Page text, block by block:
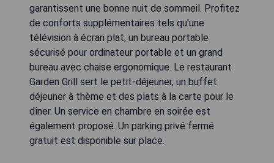
garantissent une bonne nuit de sommeil. Profitez
de conforts supplémentaires tels qu'une
télévision à écran plat, un bureau portable
sécurisé pour ordinateur portable et un grand
bureau avec chaise ergonomique. Le restaurant
Garden Grill sert le petit-déjeuner, un buffet
déjeuner à thème et des plats à la carte pour le
dîner. Un service en chambre en soirée est
également proposé. Un parking privé fermé
gratuit est disponible sur place.